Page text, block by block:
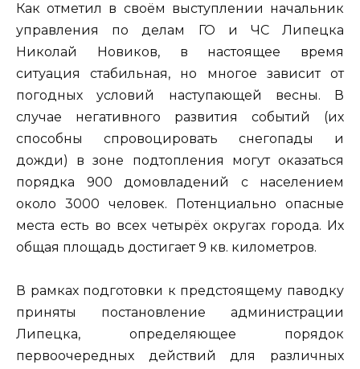
Как отметил в своём выступлении начальник
управления по делам ГО и ЧС Липецка
Николай Новиков, в настоящее время
ситуация стабильная, но многое зависит от
погодных условий наступающей весны. В
случае негативного развития событий (их
способны спровоцировать снегопады и
дожди) в зоне подтопления могут оказаться
порядка 900 домовладений с населением
около 3000 человек. Потенциально опасные
места есть во всех четырёх округах города. Их
общая площадь достигает 9 кв. километров.
В рамках подготовки к предстоящему паводку
приняты постановление администрации
Липецка, определяющее порядок
первоочередных действий для различных